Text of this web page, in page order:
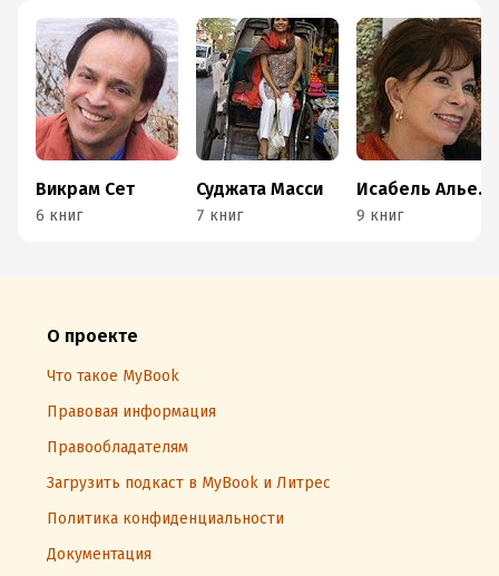
Викрам Сет
6 книг
Суджата Масси
7 книг
Исабель Альенде
9 книг
О проекте
Что такое MyBook
Правовая информация
Правообладателям
Загрузить подкаст в MyBook и Литрес
Политика конфиденциальности
Документация